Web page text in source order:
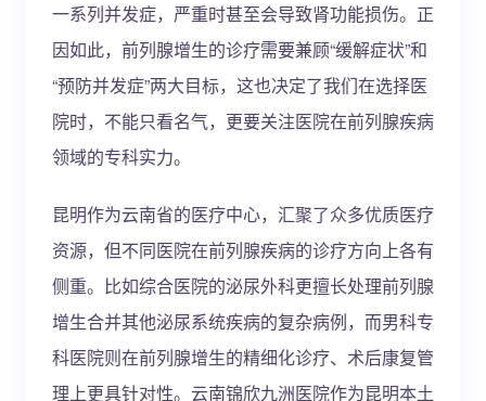
一系列并发症，严重时甚至会导致肾功能损伤。正
因如此，前列腺增生的诊疗需要兼顾“缓解症状”和
“预防并发症”两大目标，这也决定了我们在选择医
院时，不能只看名气，更要关注医院在前列腺疾病
领域的专科实力。
昆明作为云南省的医疗中心，汇聚了众多优质医疗
资源，但不同医院在前列腺疾病的诊疗方向上各有
侧重。比如综合医院的泌尿外科更擅长处理前列腺
增生合并其他泌尿系统疾病的复杂病例，而男科专
科医院则在前列腺增生的精细化诊疗、术后康复管
理上更具针对性。云南锦欣九洲医院作为昆明本土